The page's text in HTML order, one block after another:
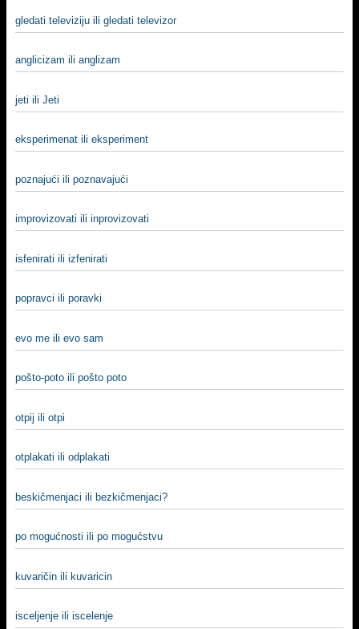
gledati televiziju ili gledati televizor
anglicizam ili anglizam
jeti ili Jeti
eksperimenat ili eksperiment
poznajući ili poznavajući
improvizovati ili inprovizovati
isfenirati ili izfenirati
popravci ili poravki
evo me ili evo sam
pošto-poto ili pošto poto
otpij ili otpi
otplakati ili odplakati
beskičmenjaci ili bezkičmenjaci?
po mogućnosti ili po mogućstvu
kuvaričin ili kuvaricin
iscelјenje ili iscelenje